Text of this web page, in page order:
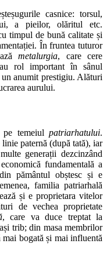
casnice: torsul,
a pieilor, olăritul etc.
timpul de bună calitate și
În fruntea tuturor
metalurgia, care cere
rol important în sânul
anumit prestigiu. Alături
aurului.
pe temeiul patriarhatului.
paternă (după tată), iar
generații dezcinzând
fundamentală a
pământul obștesc și e
familia patriarhală
și e proprietara vitelor
de vechea proprietate
, care va duce treptat la
trib; din masa membrilor
bogată și mai influentă